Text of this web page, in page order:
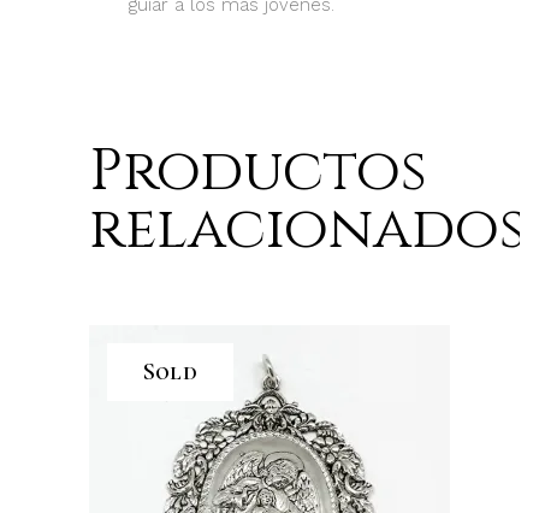
guiar a los más jóvenes.
Productos
relacionados
Sold